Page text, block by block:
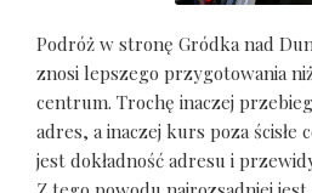
Podróż w stronę Gródka nad
znosi lepszego przygotowania
centrum. Trochę inaczej
adres, a inaczej kurs poza
jest dokładność adresu i